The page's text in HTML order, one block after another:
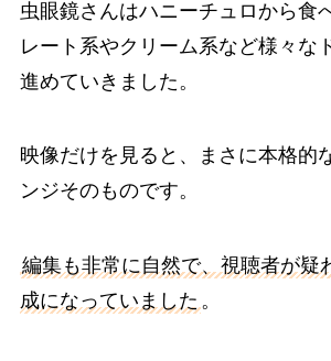
虫眼鏡さんはハニーチュロから食
レート系やクリーム系など様々な
進めていきました。
映像だけを見ると、まさに本格的
ンジそのものです。
編集も非常に自然で、視聴者が疑
成になっていました 。